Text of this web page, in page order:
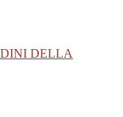
DELLA